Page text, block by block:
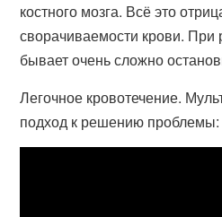
костного мозга. Всё это
сворачиваемости крови. При
бывает очень сложно
Легочное кровотечение.
подход к решению проблемы: